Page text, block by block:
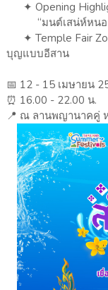
✦ Opening
“มนต์เสน่ห์หนองค
✦ Temple Fair
บุญแบบอีสาน
📅 12 - 15 เมษายน
⏰️ 16.00 - 22.00 น.
📍 ณ ลานพญานาคคู่